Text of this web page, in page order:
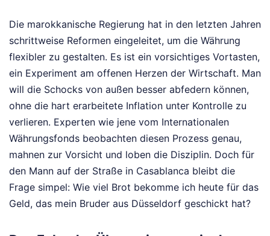
Die marokkanische Regierung hat in den letzten Jahren
schrittweise Reformen eingeleitet, um die Währung
flexibler zu gestalten. Es ist ein vorsichtiges Vortasten,
ein Experiment am offenen Herzen der Wirtschaft. Man
will die Schocks von außen besser abfedern können,
ohne die hart erarbeitete Inflation unter Kontrolle zu
verlieren. Experten wie jene vom Internationalen
Währungsfonds beobachten diesen Prozess genau,
mahnen zur Vorsicht und loben die Disziplin. Doch für
den Mann auf der Straße in Casablanca bleibt die
Frage simpel: Wie viel Brot bekomme ich heute für das
Geld, das mein Bruder aus Düsseldorf geschickt hat?